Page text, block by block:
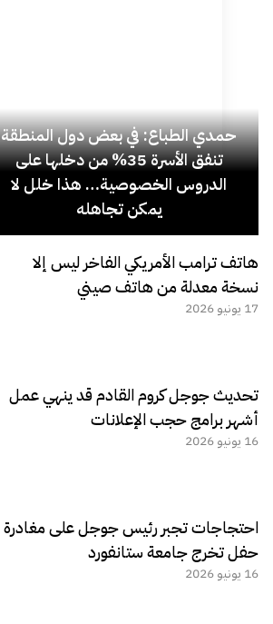
حمدي الطباع: في بعض دول المنطقة
تنفق الأسرة 35% من دخلها على
الدروس الخصوصية… هذا خلل لا
يمكن تجاهله
هاتف ترامب الأمريكي الفاخر ليس إلا
نسخة معدلة من هاتف صيني
17 يونيو 2026
تحديث جوجل كروم القادم قد ينهي عمل
أشهر برامج حجب الإعلانات
16 يونيو 2026
احتجاجات تجبر رئيس جوجل على مغادرة
حفل تخرج جامعة ستانفورد
16 يونيو 2026